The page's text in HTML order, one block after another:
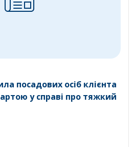
посадових осіб клієнта
у справі про тяжкий